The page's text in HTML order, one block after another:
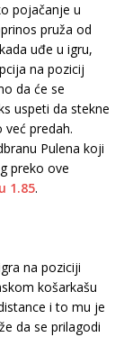
pojačanje u
pruža od
uđe u igru,
na pozicij
da će se
uspeti da stekne
predah.
Pulena koji
preko ove
1.85.
na poziciji
košarkašu
i to mu je
da se prilagodi